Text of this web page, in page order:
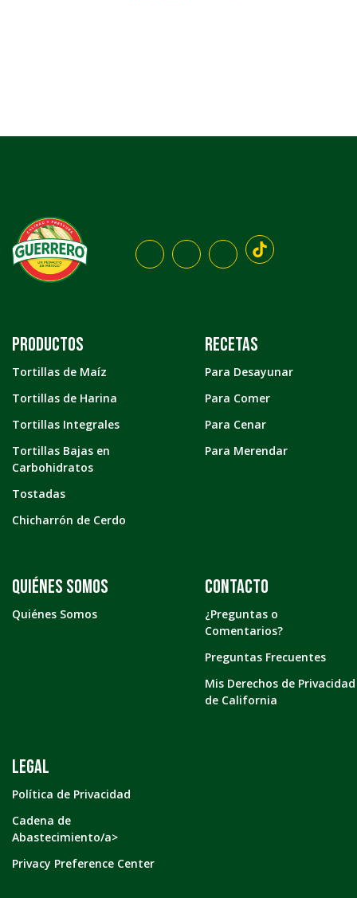
Productos
Tortillas de Maíz
Tortillas de Harina
Tortillas Integrales
Tortillas Bajas en
Carbohidratos
Tostadas
Chicharrón de Cerdo
Recetas
Para Desayunar
Para Comer
Para Cenar
Para Merendar
Quiénes somos
Quiénes Somos
Contacto
¿Preguntas o
Comentarios?
Preguntas Frecuentes
Mis Derechos de Privacidad
de California
LEGAL
Política de Privacidad
Cadena de
Abastecimiento/a>
Privacy Preference Center